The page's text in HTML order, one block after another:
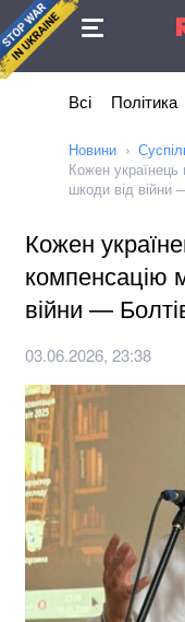
Угода
Всі Політика
Новини
Кожен
шкоди від війни
Кожен
компенсацію
війни —
03.06.2026, 23:38